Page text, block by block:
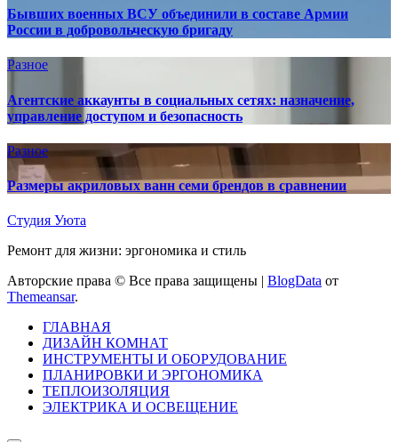
Бывших военных ВСУ объединили в составе Армии
России в добровольческую бригаду
Разное
Агентские аккаунты в социальных сетях: назначение,
управление доступом и безопасность
Разное
Размеры акриловых ванн семи брендов в сравнении
Студия Уюта
Ремонт для жизни: эргономика и стиль
Авторские права © Все права защищены | BlogData от
Themeansar.
ГЛАВНАЯ
ДИЗАЙН КОМНАТ
ИНСТРУМЕНТЫ И ОБОРУДОВАНИЕ
ПЛАНИРОВКИ И ЭРГОНОМИКА
ТЕПЛОИЗОЛЯЦИЯ
ЭЛЕКТРИКА И ОСВЕЩЕНИЕ